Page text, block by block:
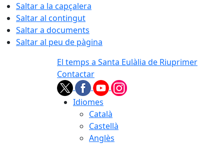
Saltar a la capçalera
Saltar al contingut
Saltar a documents
Saltar al peu de pàgina
El temps a Santa Eulàlia de Riuprimer
Contactar
Idiomes
Català
Castellà
Anglès